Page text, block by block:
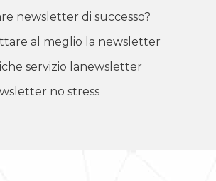
newsletter di successo?
al meglio la newsletter
servizio lanewsletter
no stress